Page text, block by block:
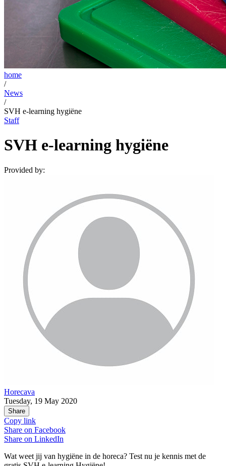
home
/
News
/
SVH e-learning hygiëne
Staff
SVH e-learning hygiëne
Provided by:
Horecava
Tuesday, 19 May 2020
Share
Copy link
Share on Facebook
Share on LinkedIn
Wat weet jij van hygiëne in de horeca? Test nu je kennis met de